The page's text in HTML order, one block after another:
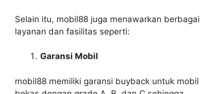
Selain itu, mobil88 juga menawarkan berbagai
layanan dan fasilitas seperti:
Garansi Mobil
mobil88 memiliki garansi buyback untuk mobil